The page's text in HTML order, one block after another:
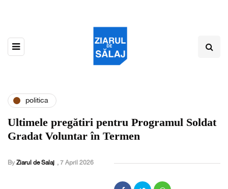
politica
Ultimele pregătiri pentru Programul Soldat
Gradat Voluntar în Termen
By Ziarul de Salaj , 7 April 2026